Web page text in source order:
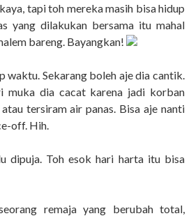
tapi toh mereka masih bisa hidup
yang dilakukan bersama itu mahal
bareng. Bayangkan!
waktu. Sekarang boleh aje dia cantik.
muka dia cacat karena jadi korban
tersiram air panas. Bisa aje nanti
off. Hih.
dipuja. Toh esok hari harta itu bisa
remaja yang berubah total,